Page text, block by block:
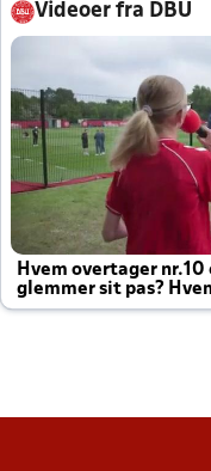
Videoer fra DBU
Hvem overtager
glemmer sit pas?
altid til efter kampe?